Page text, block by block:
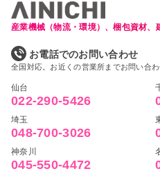
産業機械（物流・環境）、梱包資材、
お電話でのお問い合わせ
全国対応。お近くの営業所までお問い合わ
仙台
022-290-5426
埼玉
048-700-3026
神奈川
045-550-4472